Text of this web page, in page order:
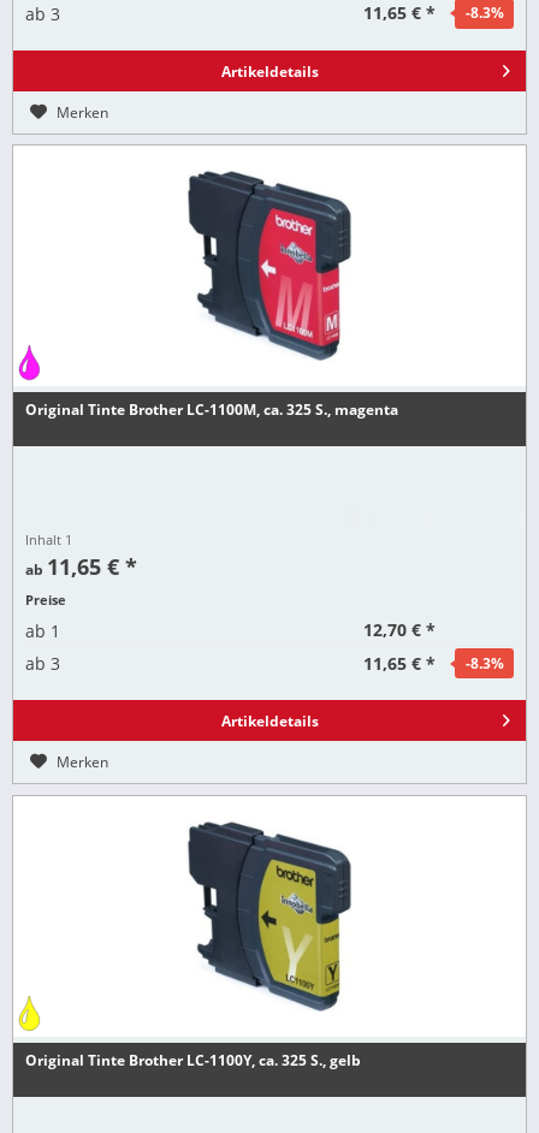
ab 3 11,65 € * -8.3%
Artikeldetails
Merken
Original Tinte Brother LC-1100M, ca. 325 S., magenta
Inhalt 1
ab 11,65 € *
Preise
ab 1
12,70 € *
ab 3 11,65 € * -8.3%
Artikeldetails
Merken
Original Tinte Brother LC-1100Y, ca. 325 S., gelb